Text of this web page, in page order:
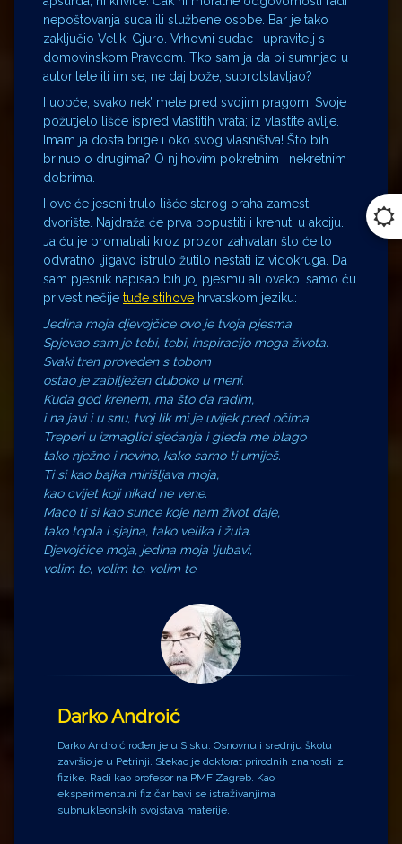
nepoštovanja suda ili službene osobe. Bar je tako
zaključio Veliki Gjuro. Vrhovni sudac i upravitelj s
domovinskom Pravdom. Tko sam ja da bi sumnjao u
autoritete ili im se, ne daj bože, suprotstavljao?
I uopće, svako nek’ mete pred svojim pragom. Svoje
požutjelo lišće ispred vlastitih vrata; iz vlastite avlije.
Imam ja dosta brige i oko svog vlasništva! Što bih
brinuo o drugima? O njihovim pokretnim i nekretnim
dobrima.
I ove će jeseni trulo lišće starog oraha zamesti
dvorište. Najdraža će prva popustiti i krenuti u akciju.
Ja ću je promatrati kroz prozor zahvalan što će to
odvratno ljigavo istrulo žutilo nestati iz vidokruga. Da
sam pjesnik napisao bih joj pjesmu ali ovako, samo ću
privest nečije tuđe stihove hrvatskom jeziku:
Jedina moja djevojčice ovo je tvoja pjesma.
Spjevao sam je tebi, tebi, inspiracijo moga života.
Svaki tren proveden s tobom
ostao je zabilježen duboko u meni.
Kuda god krenem, ma što da radim,
i na javi i u snu, tvoj lik mi je uvijek pred očima.
Treperi u izmaglici sjećanja i gleda me blago
tako nježno i nevino, kako samo ti umiješ.
Ti si kao bajka mirišljava moja,
kao cvijet koji nikad ne vene.
Maco ti si kao sunce koje nam život daje,
tako topla i sjajna, tako velika i žuta.
Djevojčice moja, jedina moja ljubavi,
volim te, volim te, volim te.
Darko Androić
Darko Androić rođen je u Sisku. Osnovnu i srednju školu
završio je u Petrinji. Stekao je doktorat prirodnih znanosti iz
fizike. Radi kao profesor na PMF Zagreb. Kao
eksperimentalni fizičar bavi se istraživanjima
subnukleonskih svojstava materije.